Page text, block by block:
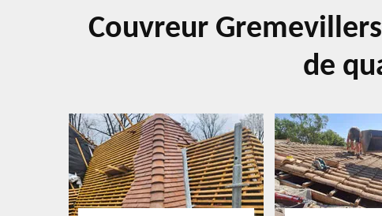
Couvreur
de